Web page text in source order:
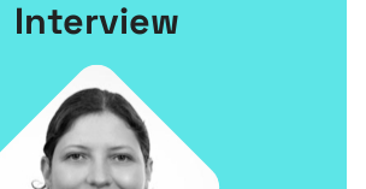
Interview